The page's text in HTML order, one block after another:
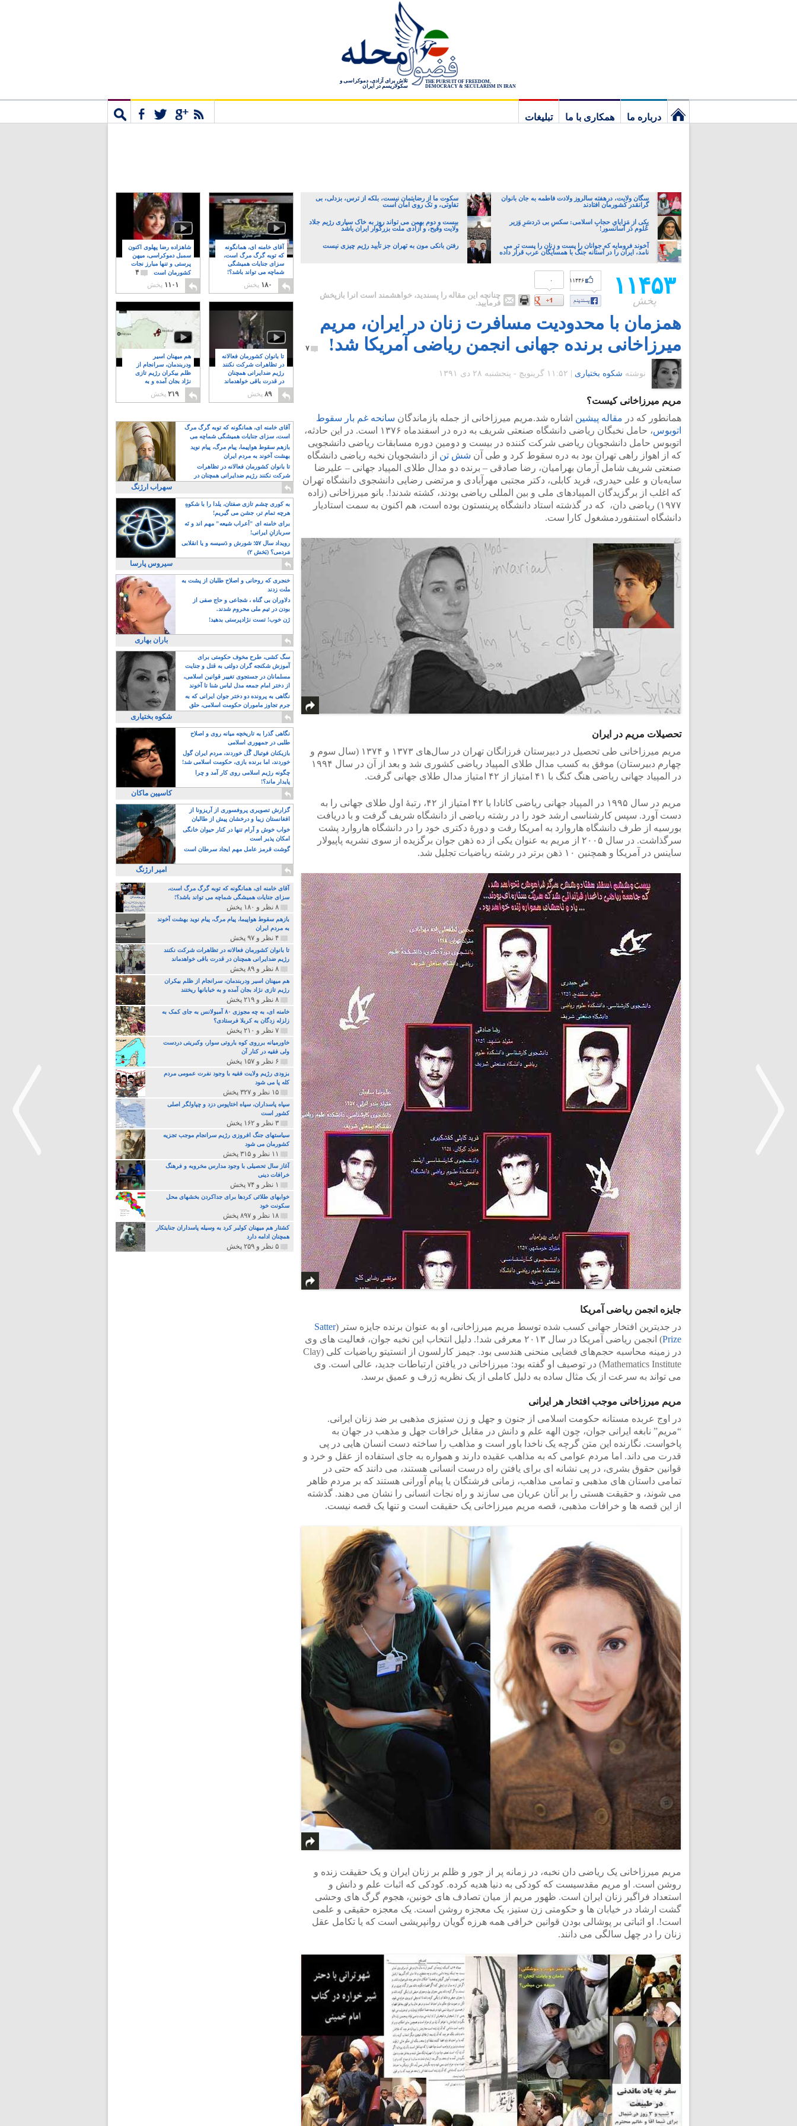
THE PURSUIT OF FREEDOM,
DEMOCRACY & SECULARISM IN IRAN
تلاش برای آزادی، دموکراسی و
سکولاریسم در ایران
درباره ما همکاری با ما
تبلیغات
سگان ولایت، درهفته سالروز ولادت فاطمه به جان بانوان
گرانقدر کشورمان افتادند
سکوت ما از رضایتمان نیست، بلکه از ترس، بزدلی، بی
تفاوتی، و تک روی امان است
یکی از مَزایایِ حجابِ اسلامی: سکسِ بی دَردسَرِ وَزیر
عُلوم دَر آسانسور!
بیست و دوم بهمن می تواند روز به خاک سپاری رژیم جلاد
ولایت وقیح، و آزادی ملت بزرگوار ایران باشد
آخوند فرومایه که جوانان را پست و زنان را پست تر می
نامد، ایران را در آستانه جنگ با همسایگان عرب قرار داده
رفتن بانکی مون به تهران جز تأیید رژیم چیزی نیست
۱۱۴۵۳
پخش
۰ ۱۱۴۴۶
چنانچه این مقاله را پسندید، خواهشمند است آنرا بازپخش
فرمایید.
همزمان با محدودیت مسافرت زنان در ایران، مریم
میرزاخانی برنده جهانی انجمن ریاضی آمریکا شد!
۷
نوشته شکوه بختیاری ۱۱:۵۲ گرينويچ - پنجشنبه ۲۸ دی ۱۳۹۱
مریم میرزاخانی کیست؟
همانطور که در مقاله پیشین اشاره شد.مریم میرزاخانی از جمله بازماندگان سانحه غم‌ بار سقوط
اتوبوس
، حامل نخبگان ریاضی دانشگاه صنعتی شریف به دره در اسفندماه ۱۳۷۶ است. در این حادثه،
اتوبوس حامل دانشجویان ریاضی شرکت‌ کننده در بیست و دومین دوره مسابقات ریاضی دانشجویی
که از اهواز راهی تهران بود به دره سقوط کرد و طی آن شش تن از دانشجویان نخبه ریاضی دانشگاه
صنعتی شریف شامل آرمان بهرامیان، رضا صادقی – برنده دو مدال طلای المپیاد جهانی – علیرضا
سایه‌بان و علی حیدری، فرید کابلی، دکتر مجتبی مهرآبادی و مرتضی رضایی دانشجوی دانشگاه تهران
که اغلب از برگزیدگان المپیادهای ملی و بین المللی ریاضی بودند، کشته شدند!. بانو میرزاخانی (زاده
۱۹۷۷) ریاضی دان، که در گذشته استاد دانشگاه پرینستون بوده است، هم اکنون به سمت استادیار
دانشگاه استنفوردمشغول کارا ست.
تحصیلات مریم در ایران
مریم میرزاخانی طی تحصیل در دبیرستان فرزانگان تهران در سال‌های ۱۳۷۳ و ۱۳۷۴ (سال سوم و
چهارم دبیرستان) موفق به کسب مدال طلای المپیاد ریاضی کشوری شد و بعد از آن در سال ۱۹۹۴
در المپیاد جهانی ریاضی هنگ کنگ با ۴۱ امتیاز از ۴۲ امتیاز مدال طلای جهانی گرفت.
مریم در سال ۱۹۹۵ در المپیاد جهانی ریاضی کانادا با ۴۲ امتیاز از ۴۲، رتبهٔ اول طلای جهانی را به
دست آورد. سپس کارشناسی ارشد خود را در رشته ریاضی از دانشگاه شریف گرفت و با دریافت
بورسیه از طرف دانشگاه هاروارد به امریکا رفت و دورهٔ دکتری خود را در دانشگاه هاروارد پشت
سرگذاشت. در سال ۲۰۰۵ از مریم به عنوان یکی از ده ذهن جوان برگزیده از سوی نشریه پاپیولار
ساینس در آمریکا و همچنین ۱۰ ذهن برتر در رشته ریاضیات تجلیل شد.
جایزه انجمن ریاضی آمریکا
در جدیترین افتخار جهانی کسب شده توسط مریم میرزاخانی، او به عنوان برنده‌ جایزه ستر (Satter
Prize
) انجمن ریاضی آمریکا در سال ۲۰۱۳ معرفی شد!. دلیل انتخاب این نخبه جوان، فعالیت های وی
در زمینه محاسبه حجم‌های فضایی منحنی هندسی بود. جیمز کارلسون از انستیتو ریاضیات کلی (Clay
Mathematics Institute) در توصیف او گفته بود: میرزاخانی در یافتن ارتباطات جدید، عالی است. وی
می تواند به سرعت از یک مثال ساده به دلیل کاملی از یک نظریه ژرف و عمیق برسد.
مریم میرزاخانی موجب افتخار هر ایرانی
در اوج عربده مستانه حکومت اسلامی از جنون و جهل و زن ستیزی مذهبی بر ضد زنان ایرانی.
“مریم” نابغه ایرانی جوان، چون الهه علم و دانش در مقابل خرافات جهل و مذهب در جهان به
پاخواست. نگارنده این متن گرچه یک ناخدا باور است و مذاهب را ساخته دست انسان هایی در پی
قدرت می داند. اما مردم عوامی که به مذاهب عقیده دارند و همواره به جای استفاده از عقل و خرد و
قوانین حقوق بشری، در پی نشانه ای برای یافتن راه درست انسانی هستند، می دانند که حتی در
تمامی داستان های مذهبی و تمامی مذاهب، زمانی فرشتگان یا پیام آورانی هستند که بر مردم ظاهر
می شوند، و حقیقت هستی را بر آنان عریان می سازند و راه نجات انسانی را نشان می دهند. گذشته
از این قصه ها و خرافات مذهبی، قصه مریم میرزاخانی یک حقیقت است و تنها یک قصه نیست.
مریم میرزاخانی یک ریاضی دان نخبه، در زمانه پر از جور و ظلم بر زنان ایران و یک حقیقت زنده و
روشن است. او مریم مقدسیست که کودکی به دنیا هدیه کرده. کودکی که اثبات علم و دانش و
استعداد فراگیر زنان ایران است. ظهور مریم از میان تصادف های خونین، هجوم گرگ های وحشی
گشت ارشاد در خیابان ها و حکومتی زن ستیز، یک معجزه روشن است. یک معجزه حقیقی و علمی
است!. او اثباتی بر پوشالی بودن قوانین خرافی همه هرزه گویان روانپریشی است که یا تکامل عقل
زنان را در چهل سالگی می دانند.
شاهزاده رضا پهلوی اکنون
سمبل دموکراسی، میهن
پرستی و تنها مبارز نجات
کشورمان است
۴
۱۱۰۱ پخش
آقای خامنه ای، همانگونه
که توبه گرگ مرگ است،
سزای جنایات همیشگی
شماچه می تواند باشد؟!
۸
۱۸۰ پخش
هم میهنان اسیر
ودربندمان، سرانجام از
ظلم بیکران رژیم تازی
نژاد بجان آمده و به
۲۱۹ پخش
تا بانوان کشورمان فعالانه
در تظاهرات شرکت نکنند
رژیم ضدایرانی همچنان
در قدرت باقی خواهدماند
۸
۸۹ پخش
آقای خامنه ای، همانگونه که توبه گرگ مرگ
است، سزای جنایات همیشگی شماچه می
تواند باشد؟!
بازهم سقوط هواپیما، پیام مرگ، پیام نوید
بهشت آخوند به مردم ایران
تا بانوان کشورمان فعالانه در تظاهرات
شرکت نکنند رژیم ضدایرانی همچنان در
قدرت باقی خواهدماند
سهراب ارژنگ
به کوری چشم تازی صفتان، یلدا را با شکوهِ
هرچه تمام تر، جشن می گیریم!
برای خامنه ای "اَعراب شیعه" مهم اند و نَه
سربازانِ ایرانی!
رویداد سال ۵۷؛ شورش و دَسیسه و یا انقلابی
مَردمی؟ (بَخش ۲)
سیروس پارسا
خنجری که روحانی و اصلاح طلبان از پشت به
ملت زدند
دلاوران بی گناه ، شجاعی و حاج صفی از
بودن در تیم ملی محروم شدند.
ژن خوب! تست نژادپرستی بدهید!
باران بهاری
سگ کشی، طرح مخوف حکومتی برای
آموزش شکنجه گران دولتی به قتل و جنایت
بیشتر
مسلمانان در جستجوی تغییر قوانین اسلامی،
از دختر امام جمعه مدل لباس شنا تا آخوند
مسلمان همجنسگرا!
نگاهی به پرونده دو دختر جوان ایرانی که به
جرم تجاوز ماموران حکومت اسلامی، حلق
آویز شدند!
شکوه بختیاری
نگاهی گذرا به تاریخچه میانه روی و اصلاح
طلبی در جمهوری اسلامی
بازیکنان فوتبال گًل خوردند، مردم ایران گول
خوردند، اما برنده بازی، حکومت اسلامی شد!
چگونه رژیم اسلامی روی کار آمد و چرا
پایدار ماند؟!
کاسپین ماکان
گزارش تصویری پروفسوری از آریزونا از
افغانستان زیبا و درخشان پیش از طالبان
خواب خوش و آرام تنها در کنار حیوان خانگی
امکان پذیر است
گوشت قرمز عامل مهم ایجاد سرطان است
امیر ارژنگ
آقای خامنه ای، همانگونه که توبه گرگ مرگ است،
سزای جنایات همیشگی شماچه می تواند باشد؟!
۸ نظر و ۱۸۰ پخش
بازهم سقوط هواپیما، پیام مرگ، پیام نوید بهشت آخوند
به مردم ایران
۴ نظر و ۹۷ پخش
تا بانوان کشورمان فعالانه در تظاهرات شرکت نکنند
رژیم ضدایرانی همچنان در قدرت باقی خواهدماند
۸ نظر و ۸۹ پخش
هم میهنان اسیر ودربندمان، سرانجام از ظلم بیکران
رژیم تازی نژاد بجان آمده و به خبابانها ریختند
۸ نظر و ۲۱۹ پخش
خامنه ای، به چه مجوزی ۸۰ آمبولانس به جای کمک به
زلزله زدگان به کربلا فرستادی؟
۷ نظر و ۲۱۰ پخش
خاورمیانه برروی کوه باروتی سوار، وکبریتی دردست
ولی فقیه در کنار آن
۶ نظر و ۱۵۷ پخش
بزودی رژیم ولایت فقیه با وجود نفرت عمومی مردم
کله پا می شود
۱۵ نظر و ۳۲۷ پخش
سپاه پاسداران، سپاه اختاپوس دزد و چپاولگر اصلی
کشور است
۳ نظر و ۱۶۲ پخش
سیاستهای جنگ افروزی رژیم سرانجام موجب تجزیه
کشورمان می شود
۱۱ نظر و ۳۱۵ پخش
آغاز سال تحصیلی با وجود مدارس مخروبه و فرهنگ
خرافات دینی
۱ نظر و ۷۴ پخش
خوابهای طلائی کردها برای جداکردن بخشهای محل
سکونت خود
۱۸ نظر و ۸۹۷ پخش
کشتار هم میهنان کولبر کرد به وسیله پاسداران جنایتکار
همچنان ادامه دارد
۵ نظر و ۲۵۹ پخش